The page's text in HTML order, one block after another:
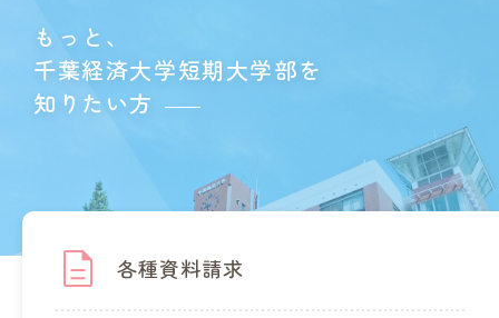
もっと、
千葉経済大学短期大学部を
知りたい方
各種資料請求